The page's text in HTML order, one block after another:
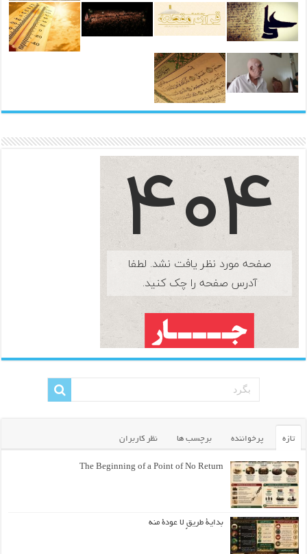
تازه پرخواننده برچسب ها نظر کاربران
The Beginning of a Point of No Return
بداية طريقٍ لا عودة منه